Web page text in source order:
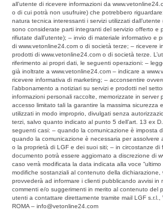
all’utente di ricevere informazioni da
o di cui potrà non usufruire) che potrebbero
natura tecnica interessanti i servizi utilizzati
sono considerate parti integranti del servizio offerto e
rifiutate dall’utente); – invio di materiale informativo e
di www.vetonline24.com o di società terze; – ricevere
prodotti di www.vetonline24.com o di società terze.
riferimento ai propri dati, le seguenti operazioni: –
già inoltrate a www.vetonline24.com – indicare a
ricevere informativa di marketing; – acconsentire
l’abbonamento a notiziari su servizi e prodotti nel
informazioni personali raccolte, memorizzate in server
accesso limitato tali la garantire la massima sicurezza
utilizzati in modo improprio, divulgati senza
terzi, salvo quanto indicato al punto 5 dell’art. 13 ex
seguenti casi: – quando la comunicazione è imposta
quando la comunicazione è necessaria per assolvere
o la proprietà di LGF e dei suoi siti; – in circostanze di
documento potrà essere aggiornato a discrezione di
caso verrà modificata la data indicata alla voce
modifiche sostanziali al contenuto della dichiarazione,
provvederà ad informare i clienti pubblicando avvisi in
commenti e/o suggerimenti in merito al contenuto del
utenti a contattare direttamente tramite mail LGF
ROMA – info@vetonline24.com